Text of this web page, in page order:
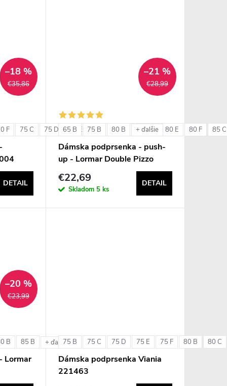
€35,86
–18 %
F 75 C 75 D 75 E 75 F 80 C 80 D 80 E 80 F 85 C
DETAIL
€28,99
–21 %
65 B 75 B 80 B + ďalšie
Dámska podprsenka - push-
up - Lormar Double Pizzo
€22,69
Skladom 5 ks
DETAIL
€23,99
–20 %
B 85 B + ďalšie
Lormar
75 B 75 C 75 D 75 E 75 F 80 B 80 C
Dámska podprsenka Viania
221463